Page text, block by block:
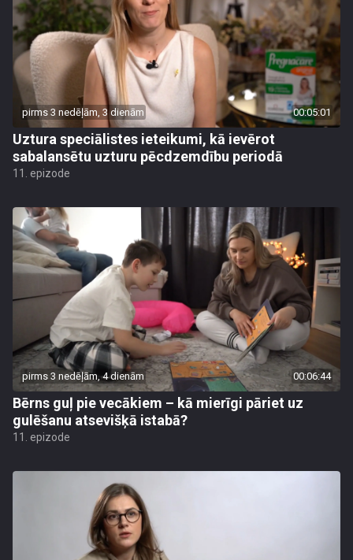
pirms 3 nedēļām, 3 dienām 00:05:01
Uztura speciālistes ieteikumi, kā ievērot
sabalansētu uzturu pēcdzemdību periodā
11. epizode
pirms 3 nedēļām, 4 dienām 00:06:44
Bērns guļ pie vecākiem – kā mierīgi pāriet uz
gulēšanu atsevišķā istabā?
11. epizode